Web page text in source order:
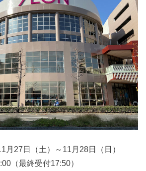
月27日（土）～11月28日（日）
（最終受付17:50）